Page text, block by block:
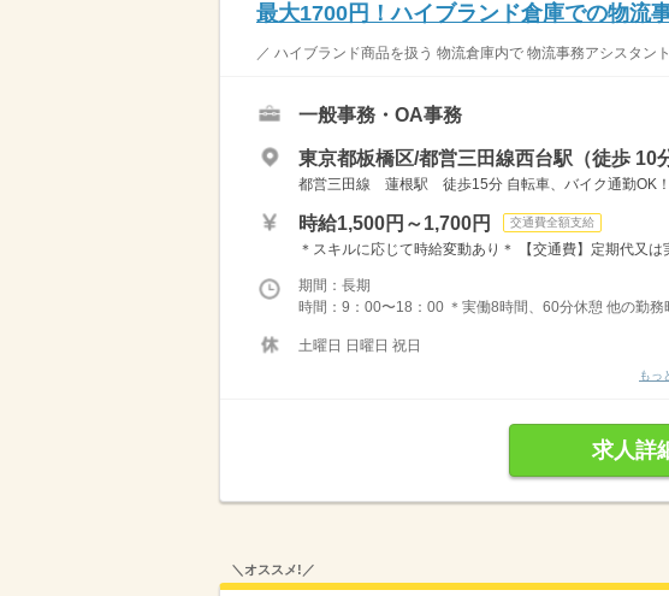
最大1700円！ハイブランド倉庫での物流
／ ハイブランド商品を扱う 物流倉庫内で 物流事務アシスタ
一般事務・OA事務
東京都板橋区/都営三田線西台駅（徒歩 10
都営三田線 蓮根駅 徒歩15分 自転車、バイク通勤OK！
時給1,500円～1,700円 交通費全額支給
＊スキルに応じて時給変動あり＊ 【交通費】定期代又は
期間：長期
時間：9：00〜18：00 ＊実働8時間、60分休憩 他の勤
土曜日 日曜日 祝日
もっ
求人詳
＼オススメ!／